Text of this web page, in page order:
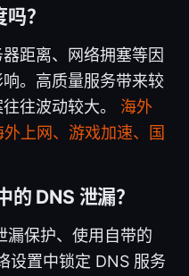
？
距离、网络拥塞等因
。高质量服务带来较
往波动较大。 海外
上网、游戏加速、国
DNS 泄漏？
漏保护、使用自带的
设置中锁定 DNS 服务